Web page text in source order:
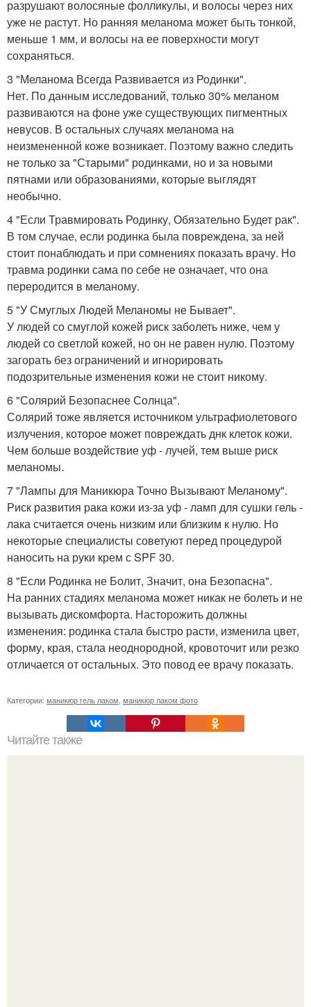
разрушают волосяные фолликулы, и волосы через них
уже не растут. Но ранняя меланома может быть тонкой,
меньше 1 мм, и волосы на ее поверхности могут
сохраняться.
3 "Меланома Всегда Развивается из Родинки".
Нет. По данным исследований, только 30% меланом
развиваются на фоне уже существующих пигментных
невусов. В остальных случаях меланома на
неизмененной коже возникает. Поэтому важно следить
не только за "Старыми" родинками, но и за новыми
пятнами или образованиями, которые выглядят
необычно.
4 "Если Травмировать Родинку, Обязательно Будет рак".
В том случае, если родинка была повреждена, за ней
стоит понаблюдать и при сомнениях показать врачу. Но
травма родинки сама по себе не означает, что она
переродится в меланому.
5 "У Смуглых Людей Меланомы не Бывает".
У людей со смуглой кожей риск заболеть ниже, чем у
людей со светлой кожей, но он не равен нулю. Поэтому
загорать без ограничений и игнорировать
подозрительные изменения кожи не стоит никому.
6 "Солярий Безопаснее Солнца".
Солярий тоже является источником ультрафиолетового
излучения, которое может повреждать днк клеток кожи.
Чем больше воздействие уф - лучей, тем выше риск
меланомы.
7 "Лампы для Маникюра Точно Вызывают Меланому".
Риск развития рака кожи из-за уф - ламп для сушки гель -
лака считается очень низким или близким к нулю. Но
некоторые специалисты советуют перед процедурой
наносить на руки крем с SPF 30.
8 "Если Родинка не Болит, Значит, она Безопасна".
На ранних стадиях меланома может никак не болеть и не
вызывать дискомфорта. Насторожить должны
изменения: родинка стала быстро расти, изменила цвет,
форму, края, стала неоднородной, кровоточит или резко
отличается от остальных. Это повод ее врачу показать.
Категории: маникюр гель лаком маникюр лаком фото
Читайте также